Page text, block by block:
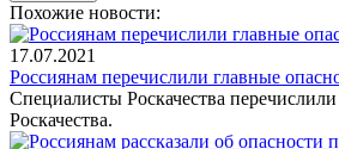
Похожие новости:
17.07.2021
Россиянам перечислили главные
Специалисты Роскачества
Роскачества.